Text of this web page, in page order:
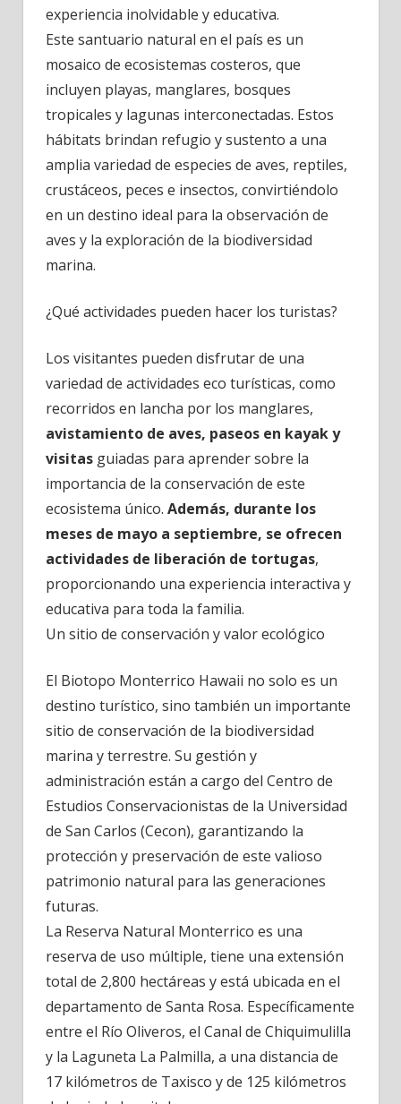
experiencia inolvidable y educativa.
Este santuario natural en el país es un
mosaico de ecosistemas costeros, que
incluyen playas, manglares, bosques
tropicales y lagunas interconectadas. Estos
hábitats brindan refugio y sustento a una
amplia variedad de especies de aves, reptiles,
crustáceos, peces e insectos, convirtiéndolo
en un destino ideal para la observación de
aves y la exploración de la biodiversidad
marina.
¿Qué actividades pueden hacer los turistas?
Los visitantes pueden disfrutar de una
variedad de actividades eco turísticas, como
recorridos en lancha por los manglares,
avistamiento de aves, paseos en kayak y
visitas guiadas para aprender sobre la
importancia de la conservación de este
ecosistema único. Además, durante los
meses de mayo a septiembre, se ofrecen
actividades de liberación de tortugas,
proporcionando una experiencia interactiva y
educativa para toda la familia.
Un sitio de conservación y valor ecológico
El Biotopo Monterrico Hawaii no solo es un
destino turístico, sino también un importante
sitio de conservación de la biodiversidad
marina y terrestre. Su gestión y
administración están a cargo del Centro de
Estudios Conservacionistas de la Universidad
de San Carlos (Cecon), garantizando la
protección y preservación de este valioso
patrimonio natural para las generaciones
futuras.
La Reserva Natural Monterrico es una
reserva de uso múltiple, tiene una extensión
total de 2,800 hectáreas y está ubicada en el
departamento de Santa Rosa. Específicamente
entre el Río Oliveros, el Canal de Chiquimulilla
y la Laguneta La Palmilla, a una distancia de
17 kilómetros de Taxisco y de 125 kilómetros